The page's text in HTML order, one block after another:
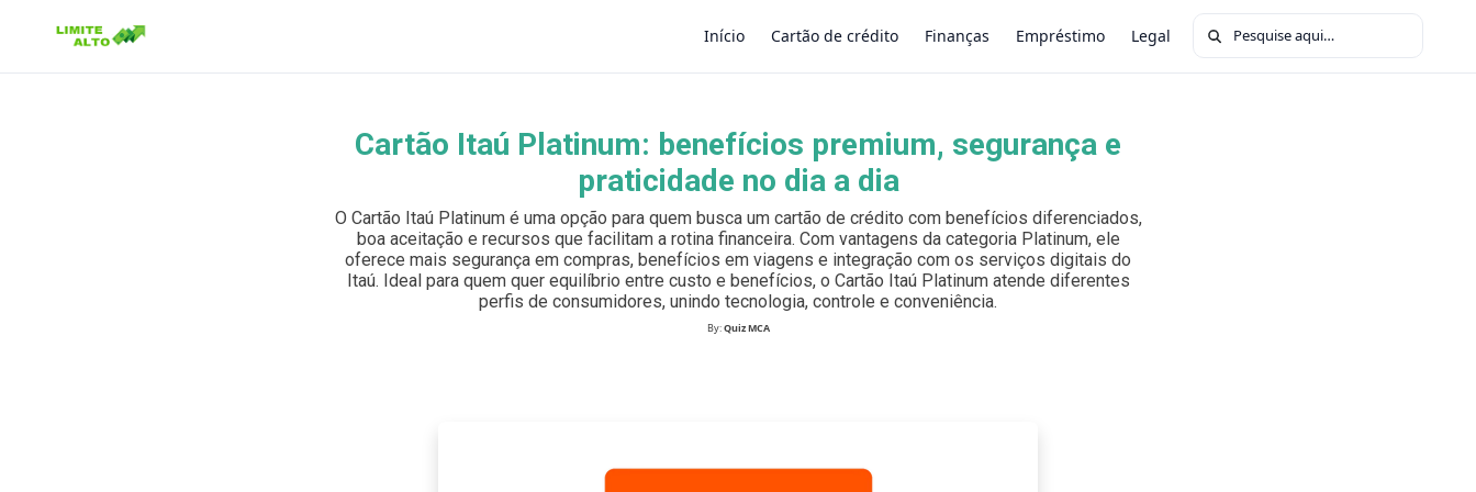
Início Cartão de crédito Finanças Empréstimo Legal Buscar por:
×
Pressione Enter para buscar ou ESC para fechar.
Cartão Itaú Platinum: benefícios premium, segurança e
praticidade no dia a dia
O Cartão Itaú Platinum é uma opção para quem busca um cartão de crédito com benefícios diferenciados,
boa aceitação e recursos que facilitam a rotina financeira. Com vantagens da categoria Platinum, ele
oferece mais segurança em compras, benefícios em viagens e integração com os serviços digitais do
Itaú. Ideal para quem quer equilíbrio entre custo e benefícios, o Cartão Itaú Platinum atende diferentes
perfis de consumidores, unindo tecnologia, controle e conveniência.
By:Quiz MCA